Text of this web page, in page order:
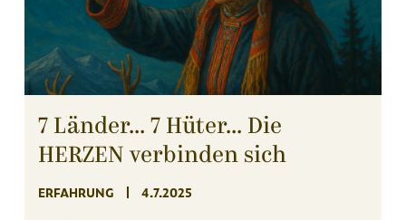
7 Länder... 7 Hüter... Die
HERZEN verbinden sich
ERFAHRUNG 4.7.2025